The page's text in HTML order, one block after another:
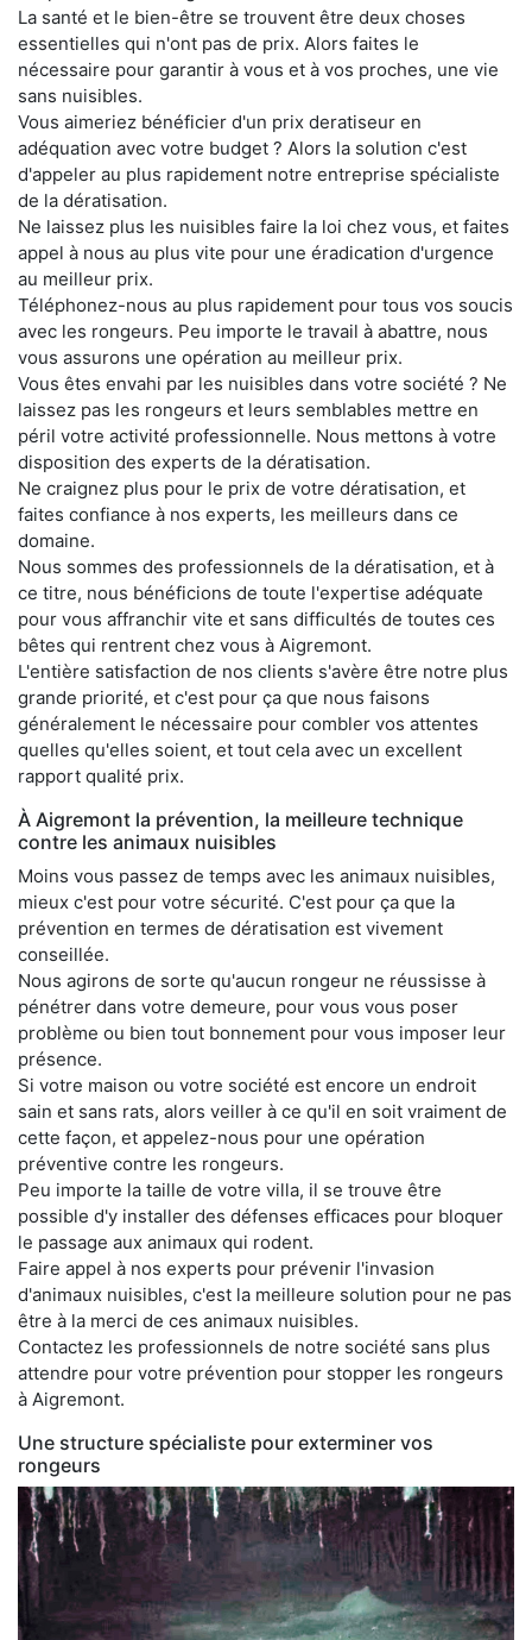
La santé et le bien-être se trouvent être deux choses
essentielles qui n'ont pas de prix. Alors faites le
nécessaire pour garantir à vous et à vos proches, une vie
sans nuisibles.
Vous aimeriez bénéficier d'un prix deratiseur en
adéquation avec votre budget ? Alors la solution c'est
d'appeler au plus rapidement notre entreprise spécialiste
de la dératisation.
Ne laissez plus les nuisibles faire la loi chez vous, et faites
appel à nous au plus vite pour une éradication d'urgence
au meilleur prix.
Téléphonez-nous au plus rapidement pour tous vos soucis
avec les rongeurs. Peu importe le travail à abattre, nous
vous assurons une opération au meilleur prix.
Vous êtes envahi par les nuisibles dans votre société ? Ne
laissez pas les rongeurs et leurs semblables mettre en
péril votre activité professionnelle. Nous mettons à votre
disposition des experts de la dératisation.
Ne craignez plus pour le prix de votre dératisation, et
faites confiance à nos experts, les meilleurs dans ce
domaine.
Nous sommes des professionnels de la dératisation, et à
ce titre, nous bénéficions de toute l'expertise adéquate
pour vous affranchir vite et sans difficultés de toutes ces
bêtes qui rentrent chez vous à Aigremont.
L'entière satisfaction de nos clients s'avère être notre plus
grande priorité, et c'est pour ça que nous faisons
généralement le nécessaire pour combler vos attentes
quelles qu'elles soient, et tout cela avec un excellent
rapport qualité prix.
À Aigremont la prévention, la meilleure technique
contre les animaux nuisibles
Moins vous passez de temps avec les animaux nuisibles,
mieux c'est pour votre sécurité. C'est pour ça que la
prévention en termes de dératisation est vivement
conseillée.
Nous agirons de sorte qu'aucun rongeur ne réussisse à
pénétrer dans votre demeure, pour vous vous poser
problème ou bien tout bonnement pour vous imposer leur
présence.
Si votre maison ou votre société est encore un endroit
sain et sans rats, alors veiller à ce qu'il en soit vraiment de
cette façon, et appelez-nous pour une opération
préventive contre les rongeurs.
Peu importe la taille de votre villa, il se trouve être
possible d'y installer des défenses efficaces pour bloquer
le passage aux animaux qui rodent.
Faire appel à nos experts pour prévenir l'invasion
d'animaux nuisibles, c'est la meilleure solution pour ne pas
être à la merci de ces animaux nuisibles.
Contactez les professionnels de notre société sans plus
attendre pour votre prévention pour stopper les rongeurs
à Aigremont.
Une structure spécialiste pour exterminer vos
rongeurs